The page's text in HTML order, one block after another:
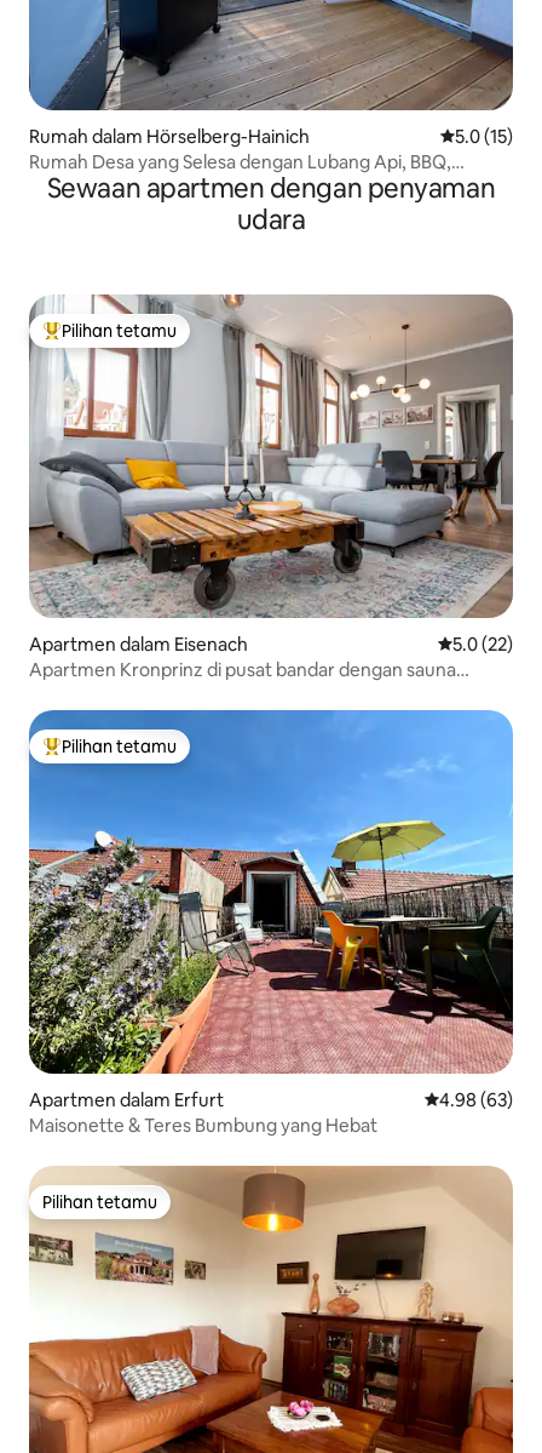
Rumah dalam Hörselberg-Hainich Penarafan
5.0 (15)
Rumah Desa yang Selesa dengan Lubang Api, BBQ,
Haiwan Peliharaan Dibenarkan
Sewaan apartmen dengan penyaman
udara
Pilihan utama tetamu
Pilihan tetamu
Apartmen dalam Eisenach Penarafan
5.0 (22)
Apartmen Kronprinz di pusat bandar dengan sauna
Pilihan utama tetamu
Pilihan tetamu
Apartmen dalam Erfurt Penarafan
4.98 (63)
Maisonette & Teres Bumbung yang Hebat
Pilihan tetamu
Pilihan tetamu